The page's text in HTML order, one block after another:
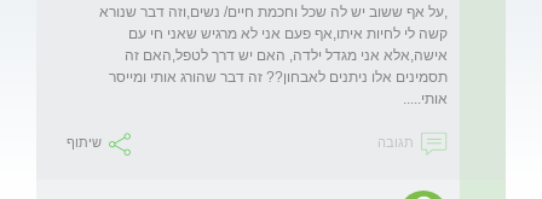
,על אף ששוב יש לה שכל וחכמת חיים/ נשים,וזה דבר שנורא
קשה לי לחיות איתו,אף פעם אני לא מרגיש שאני חי עם
אישה,אלא אני מגדל ילדה, האם יש דרך לטפל,האם זה
תסמינים אלו ניתנים לאבחון?? זה דבר שהורג אותי ומייסר
אותי.....
תגובה שיתוף